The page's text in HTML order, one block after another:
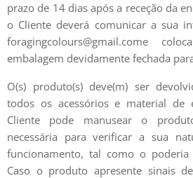
prazo de 14 dias após a receção da
o Cliente deverá comunicar a sua
foragingcolours@gmail.come
embalagem devidamente fechada
O(s) produto(s) deve(m) ser
todos os acessórios e material de
Cliente pode manusear o
necessária para verificar a sua
funcionamento, tal como o
Caso o produto apresente sinais